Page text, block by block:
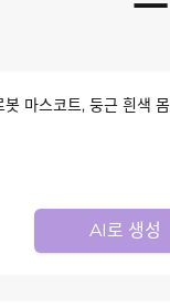
마스코트, 둥근 흰색
AI로 생성